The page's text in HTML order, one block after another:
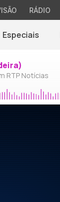
RÁDIO
Especiais
RTP Notícias